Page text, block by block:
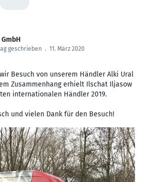
geschrieben . 11. März 2020
Besuch von unserem Händler Alki Ural
Zusammenhang erhielt Ilschat Iljasow
internationalen Händler 2019.